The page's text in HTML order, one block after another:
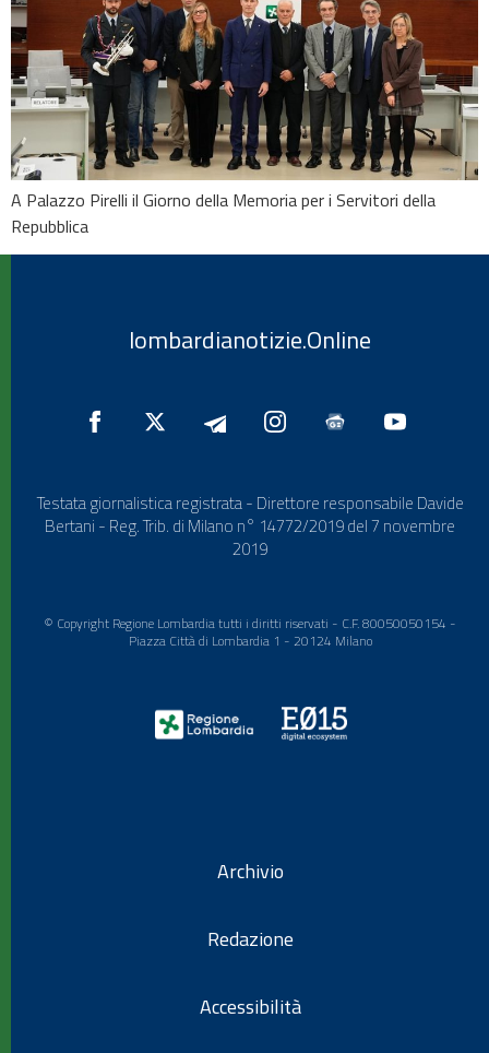
A Palazzo Pirelli il Giorno della Memoria per i Servitori della
Repubblica
lombardianotizie.Online
Testata giornalistica registrata - Direttore responsabile Davide
Bertani - Reg. Trib. di Milano n° 14772/2019 del 7 novembre
2019
© Copyright Regione Lombardia tutti i diritti riservati - C.F. 80050050154 -
Piazza Città di Lombardia 1 - 20124 Milano
Archivio
Redazione
Accessibilità